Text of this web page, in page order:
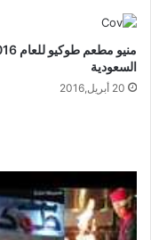
السعودية
20 أبريل,2016